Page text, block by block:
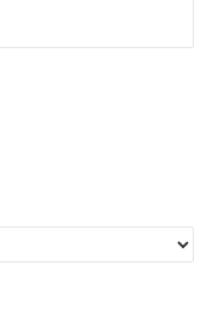
para força e